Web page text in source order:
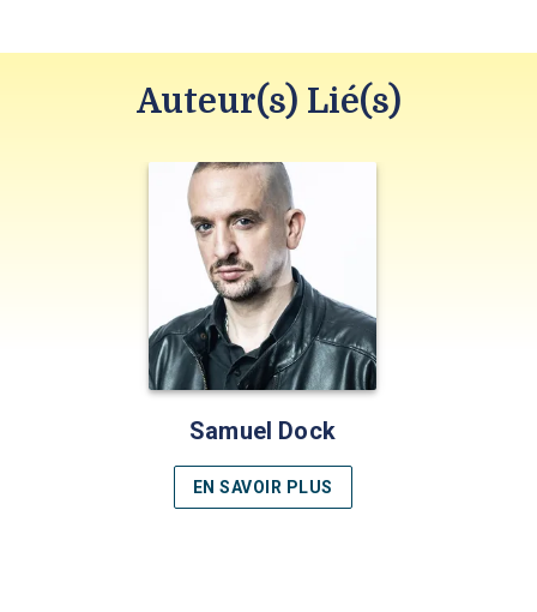
Auteur(s) Lié(s)
Samuel Dock
EN SAVOIR PLUS